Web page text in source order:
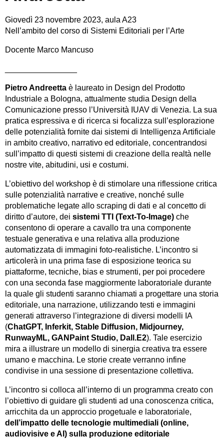
Giovedì 23 novembre 2023, aula A23
Nell’ambito del corso di Sistemi Editoriali per l’Arte
Docente Marco Mancuso
Pietro Andreetta è laureato in Design del Prodotto
Industriale a Bologna, attualmente studia Design della
Comunicazione presso l’Università IUAV di Venezia. La sua
pratica espressiva e di ricerca si focalizza sull’esplorazione
delle potenzialità fornite dai sistemi di Intelligenza Artificiale
in ambito creativo, narrativo ed editoriale, concentrandosi
sull’impatto di questi sistemi di creazione della realtà nelle
nostre vite, abitudini, usi e costumi.
L’obiettivo del workshop è di stimolare una riflessione critica
sulle potenzialità narrative e creative, nonché sulle
problematiche legate allo scraping di dati e al concetto di
diritto d’autore, dei sistemi TTI (Text-To-Image) che
consentono di operare a cavallo tra una componente
testuale generativa e una relativa alla produzione
automatizzata di immagini foto-realistiche. L’incontro si
articolerà in una prima fase di esposizione teorica su
piattaforme, tecniche, bias e strumenti, per poi procedere
con una seconda fase maggiormente laboratoriale durante
la quale gli studenti saranno chiamati a progettare una storia
editoriale, una narrazione, utilizzando testi e immagini
generati attraverso l’integrazione di diversi modelli IA
(ChatGPT, Inferkit, Stable Diffusion, Midjourney,
RunwayML, GANPaint Studio, Dall.E2). Tale esercizio
mira a illustrare un modello di sinergia creativa tra essere
umano e macchina. Le storie create verranno infine
condivise in una sessione di presentazione collettiva.
L’incontro si colloca all’interno di un programma creato con
l’obiettivo di guidare gli studenti ad una conoscenza critica,
arricchita da un approccio progetuale e laboratoriale,
dell’impatto delle tecnologie multimediali (online,
audiovisive e AI) sulla produzione editoriale